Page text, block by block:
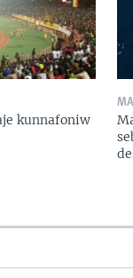
kunnafoniw